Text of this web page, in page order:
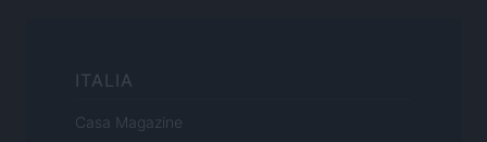
ITALIA
Casa Magazine